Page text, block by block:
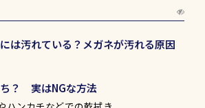
は汚れている？メガネが汚れる原因
？ 実はNGな方法